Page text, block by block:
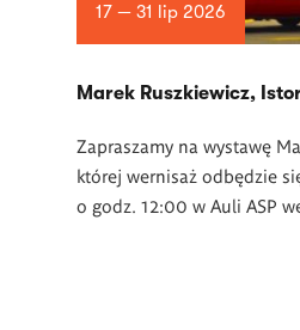
17 — 31 lip 2026
Marek Ruszkiewicz,
Zapraszamy na wystawę
której wernisaż odbędzie
o godz. 12:00 w Auli ASP